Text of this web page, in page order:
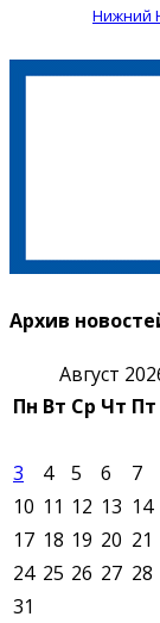
Нижний
Архив
Август
Пн Вт Ср Чт Пт
3
4 5 6 7
10 11 12 13 14
17 18 19 20 21
24 25 26 27 28
31